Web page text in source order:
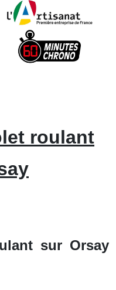
roulant
sur Orsay